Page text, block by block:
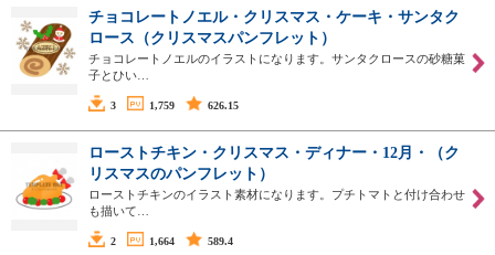
チョコレートノエル・クリスマス・ケーキ・サンタク
ロース（クリスマスパンフレット）
チョコレートノエルのイラストになります。サンタクロースの砂糖菓
子とひい…
3 1,759 626.15
ローストチキン・クリスマス・ディナー・12月・（ク
リスマスのパンフレット）
ローストチキンのイラスト素材になります。プチトマトと付け合わせ
も描いて…
2 1,664 589.4